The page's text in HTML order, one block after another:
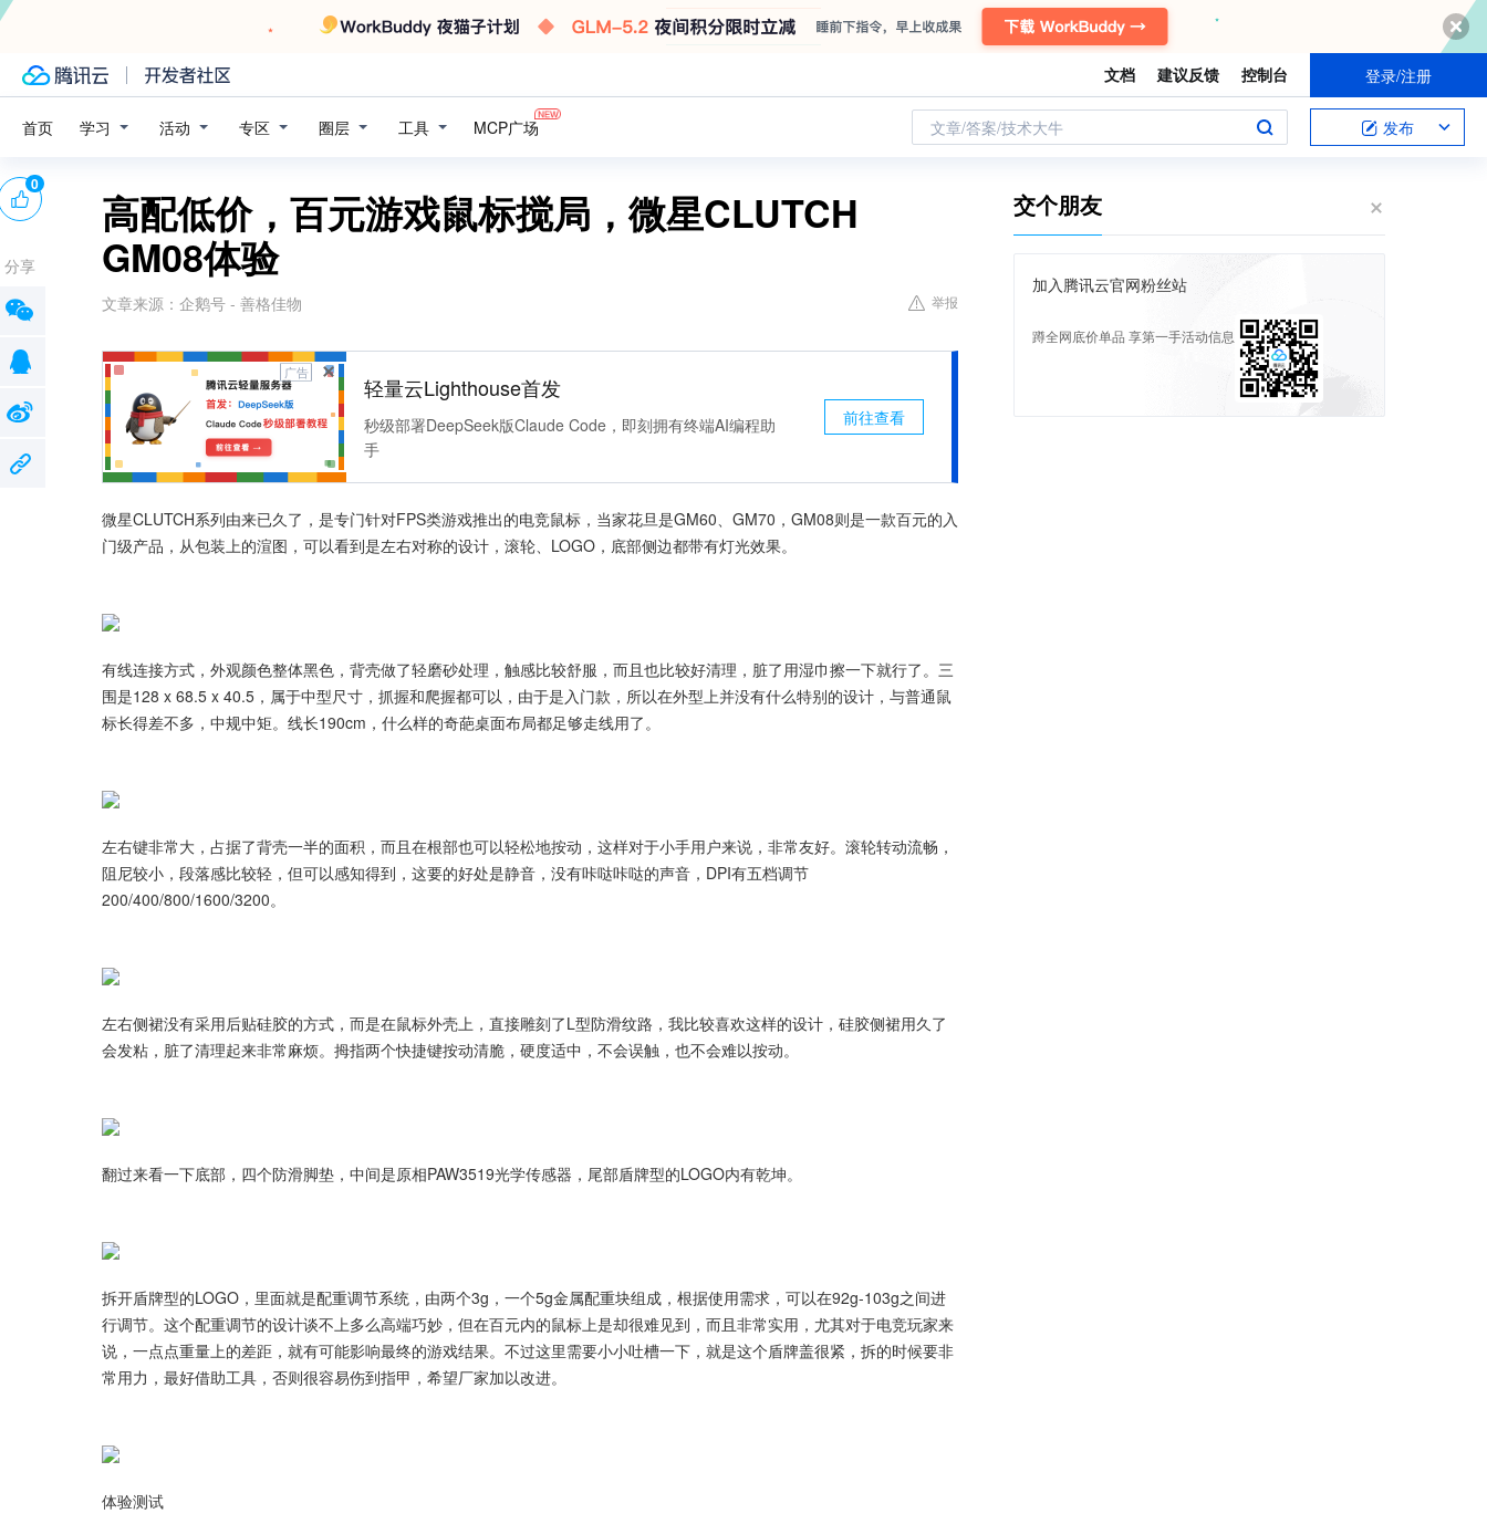
文档 建议反馈 控制台 登录/注册
首页 学习 活动 专区 圈层 工具 MCP广场 文章/答案/技术大牛 发布
高配低价，百元游戏鼠标搅局，微星CLUTCH
GM08体验
文章来源： 企鹅号 - 善格佳物 举报
广告
轻量云Lighthouse首发
秒级部署DeepSeek版Claude Code，即刻拥有终端AI编程助
手
前往查看
微星CLUTCH系列由来已久了，是专门针对FPS类游戏推出的电竞鼠标，当家花旦是GM60、GM70，GM08则是一款百元的入
门级产品，从包装上的渲图，可以看到是左右对称的设计，滚轮、LOGO，底部侧边都带有灯光效果。
有线连接方式，外观颜色整体黑色，背壳做了轻磨砂处理，触感比较舒服，而且也比较好清理，脏了用湿巾擦一下就行了。三
围是128 x 68.5 x 40.5，属于中型尺寸，抓握和爬握都可以，由于是入门款，所以在外型上并没有什么特别的设计，与普通鼠
标长得差不多，中规中矩。线长190cm，什么样的奇葩桌面布局都足够走线用了。
左右键非常大，占据了背壳一半的面积，而且在根部也可以轻松地按动，这样对于小手用户来说，非常友好。滚轮转动流畅，
阻尼较小，段落感比较轻，但可以感知得到，这要的好处是静音，没有咔哒咔哒的声音，DPI有五档调节
200/400/800/1600/3200。
左右侧裙没有采用后贴硅胶的方式，而是在鼠标外壳上，直接雕刻了L型防滑纹路，我比较喜欢这样的设计，硅胶侧裙用久了
会发粘，脏了清理起来非常麻烦。拇指两个快捷键按动清脆，硬度适中，不会误触，也不会难以按动。
翻过来看一下底部，四个防滑脚垫，中间是原相PAW3519光学传感器，尾部盾牌型的LOGO内有乾坤。
拆开盾牌型的LOGO，里面就是配重调节系统，由两个3g，一个5g金属配重块组成，根据使用需求，可以在92g-103g之间进
行调节。这个配重调节的设计谈不上多么高端巧妙，但在百元内的鼠标上是却很难见到，而且非常实用，尤其对于电竞玩家来
说，一点点重量上的差距，就有可能影响最终的游戏结果。不过这里需要小小吐槽一下，就是这个盾牌盖很紧，拆的时候要非
常用力，最好借助工具，否则很容易伤到指甲，希望厂家加以改进。
体验测试
0
分享
交个朋友
加入腾讯云官网粉丝站
蹲全网底价单品 享第一手活动信息